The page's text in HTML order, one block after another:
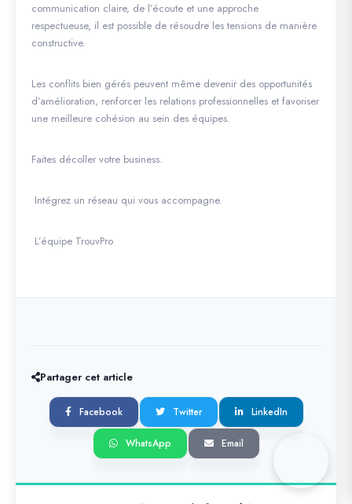
communication claire, de l’écoute et une approche
respectueuse, il est possible de résoudre les tensions de manière
constructive.
Les conflits bien gérés peuvent même devenir des opportunités
d’amélioration, renforcer les relations professionnelles et favoriser
une meilleure cohésion au sein des équipes.
Faites décoller votre business.
Intégrez un réseau qui vous accompagne.
L’équipe TrouvPro
Partager cet article
Facebook Twitter LinkedIn
WhatsApp Email